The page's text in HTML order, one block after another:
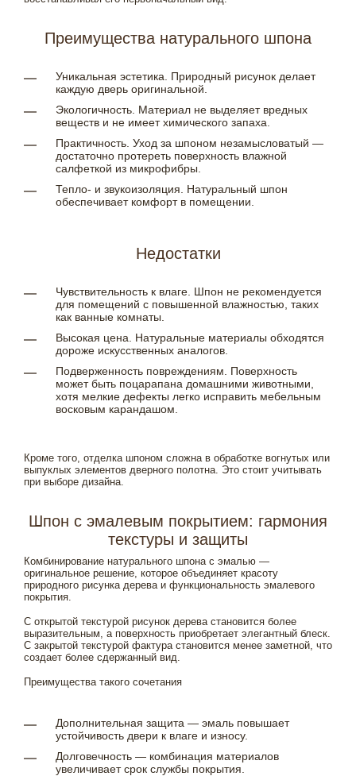
Преимущества натурального шпона
Уникальная эстетика. Природный рисунок делает
каждую дверь оригинальной.
Экологичность. Материал не выделяет вредных
веществ и не имеет химического запаха.
Практичность. Уход за шпоном незамысловатый —
достаточно протереть поверхность влажной
салфеткой из микрофибры.
Тепло- и звукоизоляция. Натуральный шпон
обеспечивает комфорт в помещении.
Недостатки
Чувствительность к влаге. Шпон не рекомендуется
для помещений с повышенной влажностью, таких
как ванные комнаты.
Высокая цена. Натуральные материалы обходятся
дороже искусственных аналогов.
Подверженность повреждениям. Поверхность
может быть поцарапана домашними животными,
хотя мелкие дефекты легко исправить мебельным
восковым карандашом.
Кроме того, отделка шпоном сложна в обработке вогнутых или
выпуклых элементов дверного полотна. Это стоит учитывать
при выборе дизайна.
Шпон с эмалевым покрытием: гармония
текстуры и защиты
Комбинирование натурального шпона с эмалью —
оригинальное решение, которое объединяет красоту
природного рисунка дерева и функциональность эмалевого
покрытия.
С открытой текстурой рисунок дерева становится более
выразительным, а поверхность приобретает элегантный блеск.
С закрытой текстурой фактура становится менее заметной, что
создает более сдержанный вид.
Преимущества такого сочетания
Дополнительная защита — эмаль повышает
устойчивость двери к влаге и износу.
Долговечность — комбинация материалов
увеличивает срок службы покрытия.